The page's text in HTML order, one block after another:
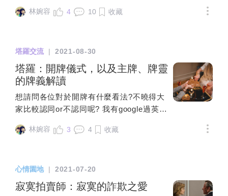
厚度」。有次去J家，進門看到雙女性拖鞋，正好奇要
開口詢問，J：「來，我為你準備了拖鞋，你穿看看尺
這樣，但因為每次的說法都算合情合理，所以也抱持相
信但觀望的態度。包含初期到他家時貼心的生出隱形眼
鏡藥水、眼鏡盒、卸妝棉等物品，說法大概是：「不要
看我這樣，我有時也很愛漂亮的，會想要戴一些比較花
俏的隱眼」、「有時下班感覺臉很髒阿，就會想卸妝，
拆一個新的給你用」交往過程中除了分享生活經驗、情
時間都在陪家人、不好視訊（因為家裡人多，視訊會害
愛關係的事情告知家人，包含某次突然說想來家裡拜
式百百種，有人會加洋蔥、西洋芹、紅蘿
蔔、馬鈴薯...等等，也有加少許咖哩粉提味
味。再把煎過的培根放進去就大功告成啦!!
一半生小孩，但不願意被婚姻綁住。 當女
法律上則被視為「非婚生子女」。未婚生
子的原因可能有很多種：意外有了、交往
時懷孕但後來分手或沒結婚，或者對方是
有婦之夫，自己無意間成了帶球跑的小
三，無論如何，孩子生了就要登記！即便
未婚生子登記也是必要程序。現在不少女
性選擇「不婚生子」，相較於偷嘗禁果的
未婚小媽媽，她們大都成熟自主，在婚姻
不願意被婚約束縛，寧願辛苦一點，也不
想擔負婚後可能衍生出的一堆麻煩事。如
林婉容 4 10 收藏
塔羅交流 | 2021-08-30
塔羅：開牌儀式，以及主牌、牌靈
的牌義解讀
想請問各位對於開牌有什麼看法?不曉得大
家比較認同or不認同呢? 我有google過英文
清除牌上的多餘能量 不像有些中文教程甚
我自己是新手，還是乖乖做一遍(̿▀̿ ̿Ĺ̯̿̿▀̿ ̿)̄ 依
序抽到逆位聖杯侍從、逆位寶劍二、正位
寶劍騎士、正位倒吊人以我蒐集到的中文
林婉容 3 4 收藏
心情園地 | 2021-07-20
寂寞拍賣師：寂寞的詐欺之愛